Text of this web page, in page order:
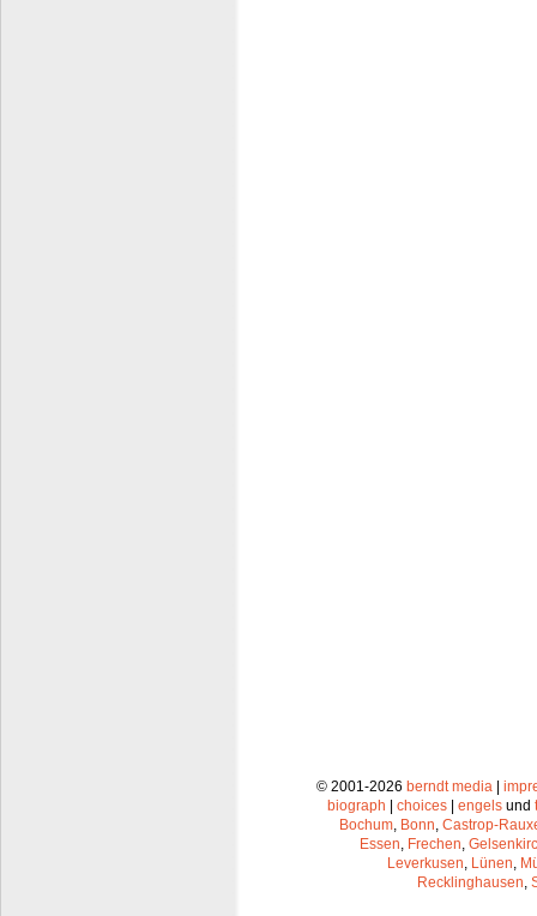
© 2001-2026 berndt media |
biograph | choices | engels und
Bochum Bonn Castrop-
Essen Frechen
Leverkusen Lünen
Recklinghausen